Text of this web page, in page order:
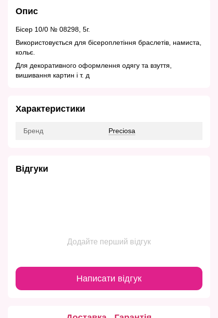
Опис
Бісер 10/0 № 08298, 5г.
Використовується для бісероплетіння браслетів, намиста,
кольє.
Для декоративного оформлення одягу та взуття,
вишивання картин і т. д
Характеристики
Бренд Preciosa
Відгуки
Додайте перший відгук
Написати відгук